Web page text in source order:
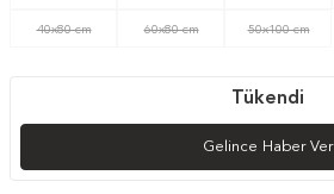
40x80 cm 60x80 cm 50x100 cm
Tükendi
Gelince Haber Ver